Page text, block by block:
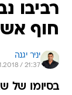
רביבו
חוף
יניר יגנה
/ 21:37
בסיומו של